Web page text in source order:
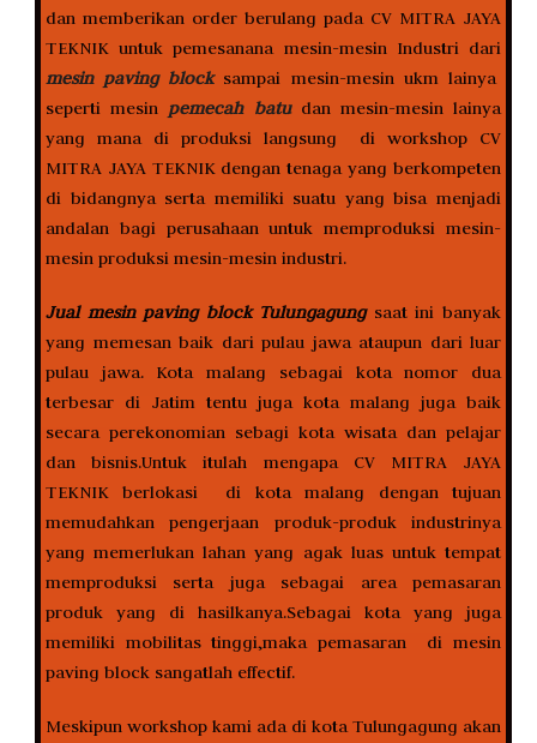
dan memberikan order berulang pada CV MITRA JAYA
TEKNIK untuk pemesanana mesin-mesin Industri dari
mesin paving block sampai mesin-mesin ukm lainya
seperti mesin pemecah batu dan mesin-mesin lainya
yang mana di produksi langsung di workshop CV
MITRA JAYA TEKNIK dengan tenaga yang berkompeten
di bidangnya serta memiliki suatu yang bisa menjadi
andalan bagi perusahaan untuk memproduksi mesin-
mesin produksi mesin-mesin industri.
Jual mesin paving block Tulungagungsaat ini banyak
yang memesan baik dari pulau jawa ataupun dari luar
pulau jawa. Kota malang sebagai kota nomor dua
terbesar di Jatim tentu juga kota malang juga baik
secara perekonomian sebagi kota wisata dan pelajar
dan bisnis.Untuk itulah mengapa CV MITRA JAYA
TEKNIK berlokasi di kota malang dengan tujuan
memudahkan pengerjaan produk-produk industrinya
yang memerlukan lahan yang agak luas untuk tempat
memproduksi serta juga sebagai area pemasaran
produk yang di hasilkanya.Sebagai kota yang juga
memiliki mobilitas tinggi,maka pemasaran di mesin
paving block sangatlah effectif.
Meskipun workshop kami ada di kota Tulungagung akan